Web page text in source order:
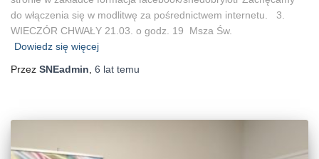
do włączenia się w modlitwę za pośrednictwem internetu. 3.
WIECZÓR CHWAŁY 21.03. o godz. 19 Msza Św.
Dowiedz się więcej
Przez SNEadmin 6 lat temu